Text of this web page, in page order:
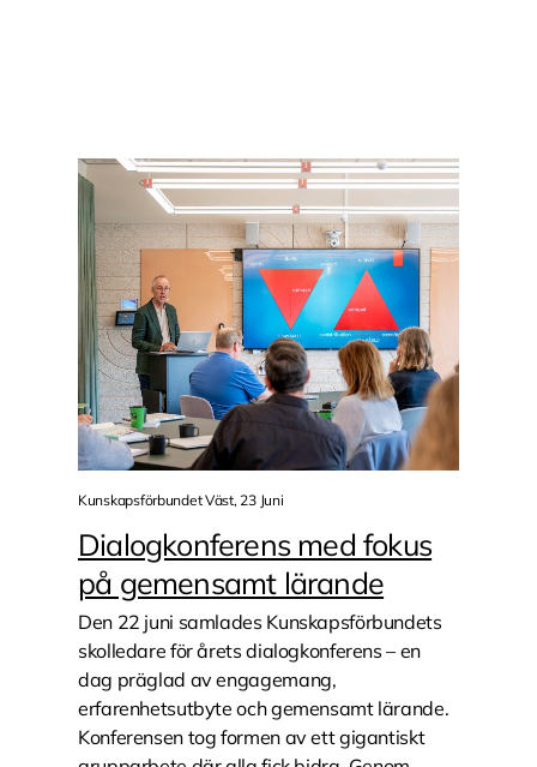
Kunskapsförbundet Väst, 23 Juni
Dialogkonferens med fokus
på gemensamt lärande
Den 22 juni samlades Kunskapsförbundets
skolledare för årets dialogkonferens – en
dag präglad av engagemang,
erfarenhetsutbyte och gemensamt lärande.
Konferensen tog formen av ett gigantiskt